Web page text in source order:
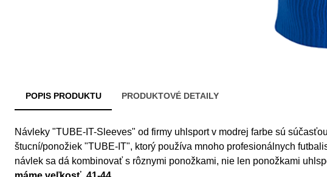
POPIS PRODUKTU PRODUKTOVÉ DETAILY
Návleky "TUBE-IT-Sleeves" od firmy uhlsport v modrej farbe sú
štucní/ponožiek "TUBE-IT", ktorý používa mnoho profesionálnych
návlek sa dá kombinovať s rôznymi ponožkami, nie len ponožkami